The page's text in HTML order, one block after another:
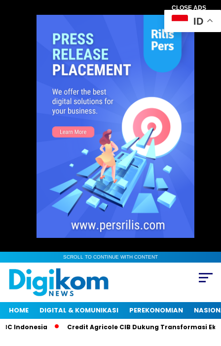
CLOSE ADS
SCROLL TO CONTINUE WITH CONTENT
HOME DIGITAL & KOMUNIKASI PEREKONOMIAN
Credit Agricole CIB Dukung Transformasi
ID